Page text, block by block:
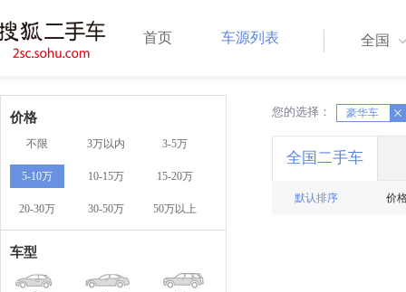
首页 车源列表 全国
价格
不限 3万以内 3-5万
5-10万 10-15万 15-20万
20-30万 30-50万 50万以上
车型
您的选择： 豪华车
X X
全国二手车
默认排序 价